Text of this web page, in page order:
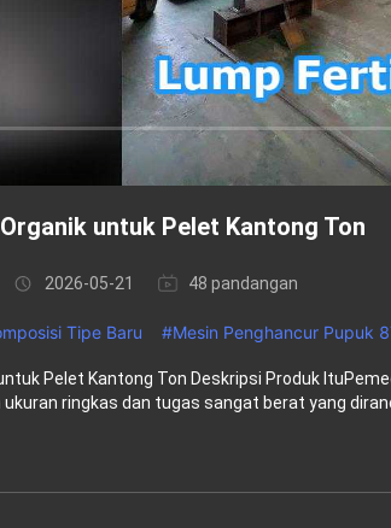
untuk Pelet Kantong Ton
2026-05-21 48 pandangan
Tipe Baru #Mesin Penghancur Pupuk
Pelet Kantong Ton Deskripsi Produk
ringkas dan tugas sangat berat yang